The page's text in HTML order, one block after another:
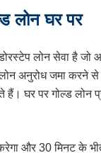
लोन घर पर
लोन सेवा है
अनुरोध जमा करने
घर पर गोल्ड लोन
और 30 मिनट के